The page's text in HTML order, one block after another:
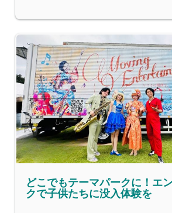
どこでもテーマパークに！エ
クで子供たちに没入体験を